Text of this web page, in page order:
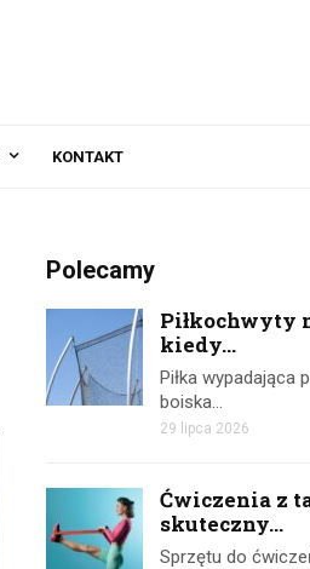
KONTAKT
Polecamy
Piłkochwyty
kiedy...
Piłka wypadająca
boiska…
29 lipca 2026
Ćwiczenia z
skuteczny...
Sprzętu do